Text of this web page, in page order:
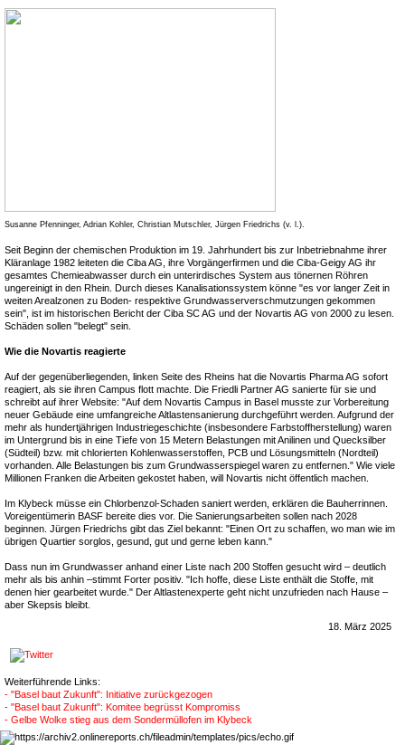
Susanne Pfenninger, Adrian Kohler, Christian Mutschler, Jürgen Friedrichs (v. l.).
Seit Beginn der chemischen Produktion im 19. Jahrhundert bis zur Inbetriebnahme ihrer
Kläranlage 1982 leiteten die Ciba AG, ihre Vorgängerfirmen und die Ciba-Geigy AG ihr
gesamtes Chemieabwasser durch ein unterirdisches System aus tönernen Röhren
ungereinigt in den Rhein. Durch dieses Kanalisationssystem könne "es vor langer Zeit in
weiten Arealzonen zu Boden- respektive Grundwasserverschmutzungen gekommen
sein", ist im historischen Bericht der Ciba SC AG und der Novartis AG von 2000 zu lesen.
Schäden sollen "belegt" sein.
Wie die Novartis reagierte
Auf der gegenüberliegenden, linken Seite des Rheins hat die Novartis Pharma AG sofort
reagiert, als sie ihren Campus flott machte. Die Friedli Partner AG sanierte für sie und
schreibt auf ihrer Website: "Auf dem Novartis Campus in Basel musste zur Vorbereitung
neuer Gebäude eine umfangreiche Altlastensanierung durchgeführt werden. Aufgrund der
mehr als hundertjährigen Industriegeschichte (insbesondere Farbstoffherstellung) waren
im Untergrund bis in eine Tiefe von 15 Metern Belastungen mit Anilinen und Quecksilber
(Südteil) bzw. mit chlorierten Kohlenwasserstoffen, PCB und Lösungsmitteln (Nordteil)
vorhanden. Alle Belastungen bis zum Grundwasserspiegel waren zu entfernen." Wie viele
Millionen Franken die Arbeiten gekostet haben, will Novartis nicht öffentlich machen.
Im Klybeck müsse ein Chlorbenzol-Schaden saniert werden, erklären die Bauherrinnen.
Voreigentümerin BASF bereite dies vor. Die Sanierungsarbeiten sollen nach 2028
beginnen. Jürgen Friedrichs gibt das Ziel bekannt: "Einen Ort zu schaffen, wo man wie im
übrigen Quartier sorglos, gesund, gut und gerne leben kann."
Dass nun im Grundwasser anhand einer Liste nach 200 Stoffen gesucht wird – deutlich
mehr als bis anhin –stimmt Forter positiv. "Ich hoffe, diese Liste enthält die Stoffe, mit
denen hier gearbeitet wurde." Der Altlastenexperte geht nicht unzufrieden nach Hause –
aber Skepsis bleibt.
18. März 2025
Weiterführende Links:
- "Basel baut Zukunft": Initiative zurückgezogen
- "Basel baut Zukunft": Komitee begrüsst Kompromiss
- Gelbe Wolke stieg aus dem Sondermüllofen im Klybeck